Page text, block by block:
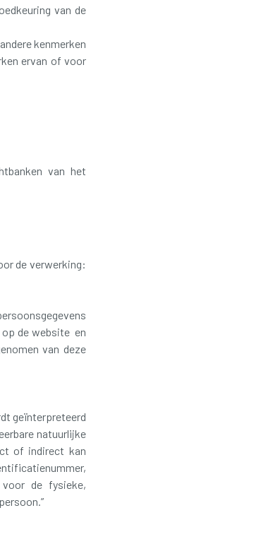
van de
kenmerken
ervan of voor
van het
de verwerking:
op de website en
van deze
geïnterpreteerd
natuurlijke
of indirect kan
de fysieke,